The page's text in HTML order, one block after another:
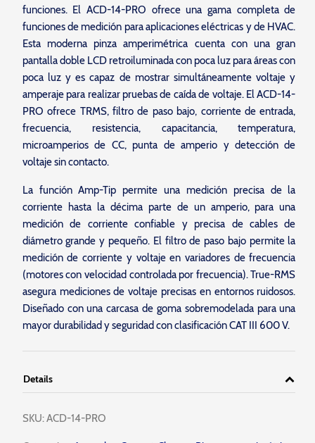
funciones. El ACD-14-PRO ofrece una gama completa de
funciones de medición para aplicaciones eléctricas y de HVAC.
Esta moderna pinza amperimétrica cuenta con una gran
pantalla doble LCD retroiluminada con poca luz para áreas con
poca luz y es capaz de mostrar simultáneamente voltaje y
amperaje para realizar pruebas de caída de voltaje. El ACD-14-
PRO ofrece TRMS, filtro de paso bajo, corriente de entrada,
frecuencia, resistencia, capacitancia, temperatura,
microamperios de CC, punta de amperio y detección de
voltaje sin contacto.
La función Amp-Tip permite una medición precisa de la
corriente hasta la décima parte de un amperio, para una
medición de corriente confiable y precisa de cables de
diámetro grande y pequeño. El filtro de paso bajo permite la
medición de corriente y voltaje en variadores de frecuencia
(motores con velocidad controlada por frecuencia). True-RMS
asegura mediciones de voltaje precisas en entornos ruidosos.
Diseñado con una carcasa de goma sobremodelada para una
mayor durabilidad y seguridad con clasificación CAT III 600 V.
Details
SKU:ACD-14-PRO